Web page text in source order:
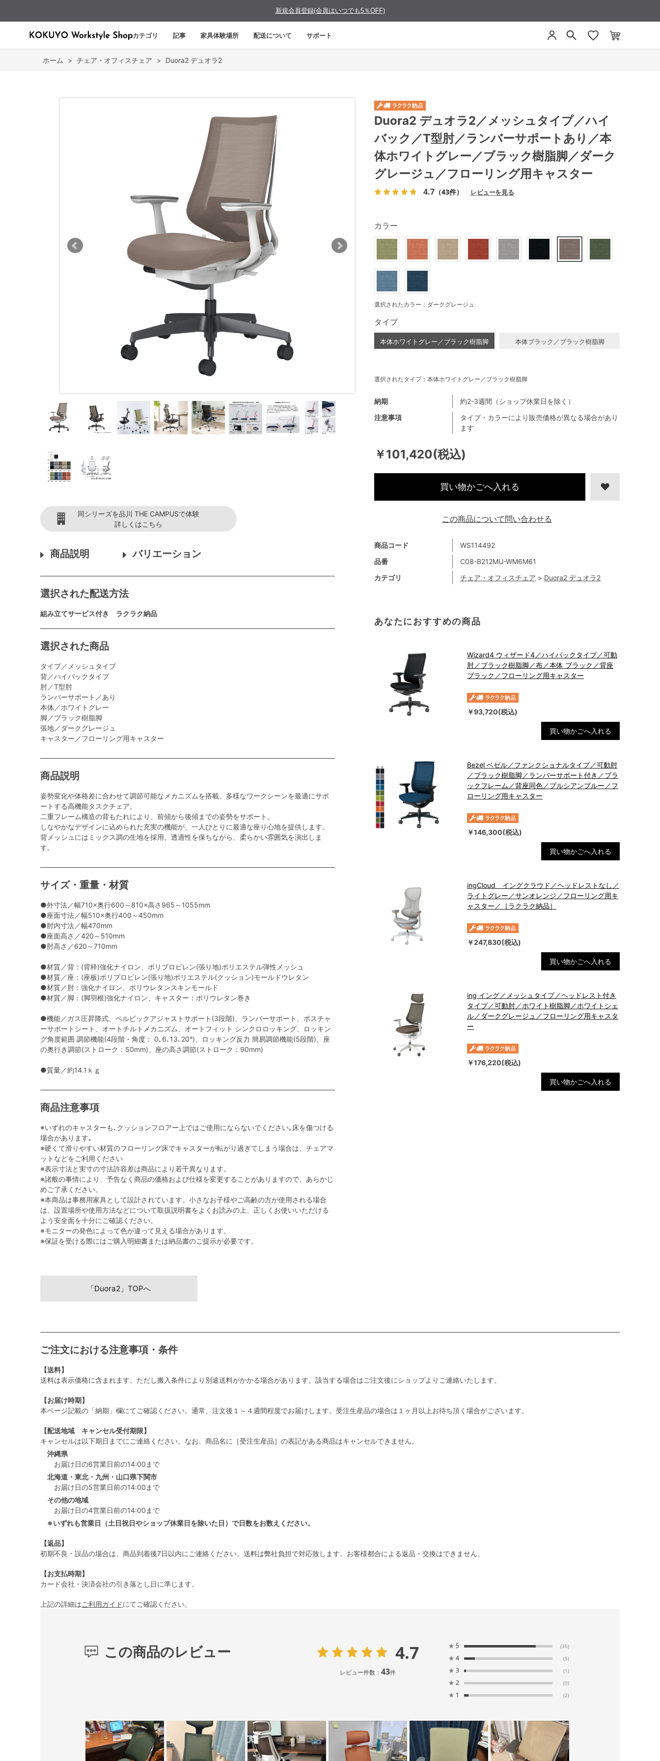
新規会員登録(会員はいつでも5％OFF)
カテゴリ 記事 家具体験場所 配送について サポート
ホーム > チェア・オフィスチェア > Duora2 デュオラ2
同シリーズを品川 THE CAMPUSで体験
詳しくはこちら
商品説明 バリエーション
選択された配送方法
組み立てサービス付き ラクラク納品
選択された商品
タイプ／メッシュタイプ
背／ハイバックタイプ
肘／T型肘
ランバーサポート／あり
本体／ホワイトグレー
脚／ブラック樹脂脚
張地／ダークグレージュ
キャスター／フローリング用キャスター
商品説明
姿勢変化や体格差に合わせて調節可能なメカニズムを搭載。多様なワークシーンを最適にサポ
ートする高機能タスクチェア。
二重フレーム構造の背もたれにより、前傾から後傾までの姿勢をサポート。
しなやかなデザインに込められた充実の機能が、一人ひとりに最適な座り心地を提供します。
背メッシュにはミックス調の生地を採用。透過性を保ちながら、柔らかい雰囲気を演出しま
す。
サイズ・重量・材質
●外寸法／幅710×奥行600～810×高さ965～1055mm
●座面寸法／幅510×奥行400～450mm
●肘内寸法／幅470mm
●座面高さ／420～510mm
●肘高さ／620～710mm
●材質／背：(背枠)強化ナイロン、ポリプロピレン(張り地)ポリエステル弾性メッシュ
●材質／座：(座板)ポリプロピレン(張り地)ポリエステル(クッション)モールドウレタン
●材質／肘：強化ナイロン、ポリウレタンスキンモールド
●材質／脚：(脚羽根)強化ナイロン、キャスター：ポリウレタン巻き
●機能／ガス圧昇降式、ペルビックアジャストサポート(3段階)、ランバーサポート、ポスチャ
ーサポートシート、オートチルトメカニズム、オートフィット シンクロロッキング、ロッキン
グ角度範囲 調節機能(4段階・角度： 0､6､13､20°)、ロッキング反力 簡易調節機能(5段階)、座
の奥行き調節(ストローク：50mm)、座の高さ調節(ストローク：90mm)
●質量／約14.1ｋｇ
商品注意事項
※いずれのキャスターも､クッションフロアー上ではご使用にならないでください｡床を傷つける
場合があります｡
※硬くて滑りやすい材質のフローリング床でキャスターが転がり過ぎてしまう場合は、チェアマ
ットなどをご利用ください
※表示寸法と実寸の寸法許容差は商品により若干異なります。
※諸般の事情により、予告なく商品の価格および仕様を変更することがありますので、あらかじ
めご了承ください。
※本商品は事務用家具として設計されています。小さなお子様やご高齢の方が使用される場合
は、設置場所や使用方法などについて取扱説明書をよくお読みの上、正しくお使いいただける
よう安全面を十分にご確認ください。
※モニターの発色によって色が違って見える場合があります。
※保証を受ける際にはご購入明細書または納品書のご提示が必要です。
Duora2 デュオラ2／メッシュタイプ／ハイ
バック／T型肘／ランバーサポートあり／本
体ホワイトグレー／ブラック樹脂脚／ダーク
グレージュ／フローリング用キャスター
4.7 （43件） レビューを見る
￥101,420(税込)
商品コード
WS114492
品番
C08-B212MU-WM6M61
カテゴリ
チェア・オフィスチェア > Duora2 デュオラ2
注意事項
タイプ・カラーにより販売価格が異なる場合があり
ます
納期 約2-3週間（ショップ休業日を除く）
カラー
選択されたカラー：ダークグレージュ
タイプ
本体ホワイトグレー／ブラック樹脂脚 本体ブラック／ブラック樹脂脚
選択されたタイプ：本体ホワイトグレー／ブラック樹脂脚
買い物かごへ入れる
あなたにおすすめの商品
Wizard4 ウィザード4／ハイバックタイプ／可動
肘／ブラック樹脂脚／布／本体 ブラック／背座
ブラック／フローリング用キャスター
￥93,720(税込)
買い物かごへ入れる
Bezel ベゼル／ファンクショナルタイプ／可動肘
／ブラック樹脂脚／ランバーサポート付き／ブラ
ックフレーム／背座同色／プルシアンブルー／フ
ローリング用キャスター
￥146,300(税込)
買い物かごへ入れる
ingCloud イングクラウド／ヘッドレストなし／
ライトグレー／サンオレンジ／フローリング用キ
ャスター／［ラクラク納品］
￥247,830(税込)
買い物かごへ入れる
ing イング／メッシュタイプ／ヘッドレスト付き
タイプ／可動肘／ホワイト樹脂脚／ホワイトシェ
ル／ダークグレージュ／フローリング用キャスタ
ー
￥176,220(税込)
買い物かごへ入れる
この商品について問い合わせる
「Duora2」TOPへ
ご注文における注意事項・条件
【送料】
送料は表示価格に含まれます。ただし搬入条件により別途送料がかかる場合があります。該当する場合はご注文後にショップよりご連絡いたします。
【お届け時期】
本ページ記載の「納期」欄にてご確認ください。通常、注文後１～４週間程度でお届けします。受注生産品の場合は１ヶ月以上お待ち頂く場合がございます。
【配送地域 キャンセル受付期限】
キャンセルは以下期日までにご連絡ください。なお、商品名に［受注生産品］の表記がある商品はキャンセルできません。
沖縄県
お届け日の6営業日前の14:00まで
北海道・東北・九州・山口県下関市
お届け日の5営業日前の14:00まで
その他の地域
お届け日の4営業日前の14:00まで
※いずれも営業日（土日祝日やショップ休業日を除いた日）で日数をお数えください。
【返品】
初期不良・誤品の場合は、商品到着後7日以内にご連絡ください。送料は弊社負担で対応致します。お客様都合による返品・交換はできません。
【お支払時期】
カード会社・決済会社の引き落とし日に準じます。
上記の詳細はご利用ガイドにてご確認ください。
この商品のレビュー 4.7
レビュー件数： 43件
★ 5 (35)
★ 4 (5)
★ 3 (1)
★ 2 (0)
★ 1 (2)